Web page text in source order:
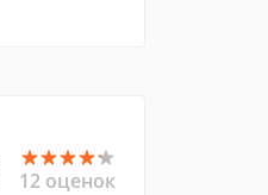
12 оценок